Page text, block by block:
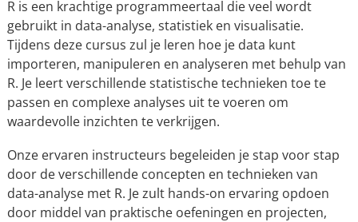
R is een krachtige programmeertaal die veel wordt
gebruikt in data-analyse, statistiek en visualisatie.
Tijdens deze cursus zul je leren hoe je data kunt
importeren, manipuleren en analyseren met behulp van
R. Je leert verschillende statistische technieken toe te
passen en complexe analyses uit te voeren om
waardevolle inzichten te verkrijgen.
Onze ervaren instructeurs begeleiden je stap voor stap
door de verschillende concepten en technieken van
data-analyse met R. Je zult hands-on ervaring opdoen
door middel van praktische oefeningen en projecten,